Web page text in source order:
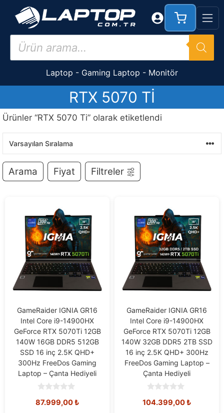
İçeriğe
Products
search
Laptop - Gaming Laptop - Monitör
RTX 5070 TI
Ürünler “RTX 5070 Ti” olarak etiketlendi
Arama Fiyat Filtreler
GameRaider IGNIA GR16
Intel Core i9-14900HX
GeForce RTX 5070Ti 12GB
140W 16GB DDR5 512GB
SSD 16 inç 2.5K QHD+
300Hz FreeDos Gaming
Laptop – Çanta Hediyeli
o
87.999,00₺
GameRaider IGNIA GR16
Intel Core i9-14900HX
GeForce RTX 5070Ti 12GB
140W 32GB DDR5 2TB SSD
16 inç 2.5K QHD+ 300Hz
FreeDos Gaming Laptop –
Çanta Hediyeli
o
104.399,00₺